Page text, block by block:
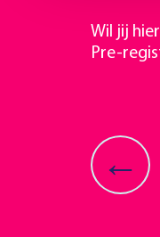
Wil jij
Pre-
←